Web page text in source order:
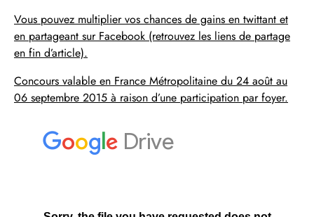
Vous pouvez multiplier vos chances de gains en twittant et
en partageant sur Facebook (retrouvez les liens de partage
en fin d’article).
Concours valable en France Métropolitaine du 24 août au
06 septembre 2015 à raison d’une participation par foyer.